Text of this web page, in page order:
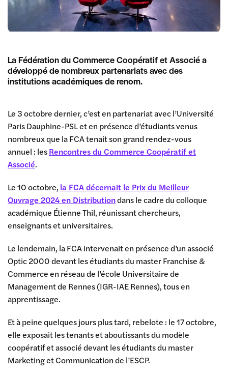
La Fédération du Commerce Coopératif et Associé a
développé de nombreux partenariats avec des
institutions académiques de renom.
Le 3 octobre dernier, c’est en partenariat avec l’Université
Paris Dauphine-PSL et en présence d’étudiants venus
nombreux que la FCA tenait son grand rendez-vous
annuel : lesRencontres du Commerce Coopératif et
Associé.
Le 10 octobre, la FCA décernait le Prix du Meilleur
Ouvrage 2024 en Distributiondans le cadre du colloque
académique Étienne Thil, réunissant chercheurs,
enseignants et universitaires.
Le lendemain, la FCA intervenait en présence d’un associé
Optic 2000 devant les étudiants du master Franchise &
Commerce en réseau de l’école Universitaire de
Management de Rennes (IGR-IAE Rennes), tous en
apprentissage.
Et à peine quelques jours plus tard, rebelote : le 17 octobre,
elle exposait les tenants et aboutissants du modèle
coopératif et associé devant les étudiants du master
Marketing et Communication de l’ESCP.